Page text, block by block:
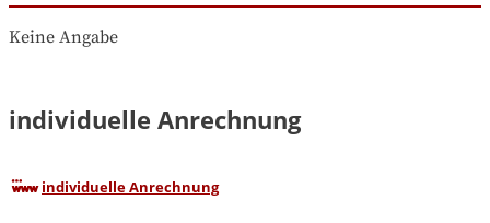
Keine Angabe
individuelle Anrechnung
individuelle Anrechnung